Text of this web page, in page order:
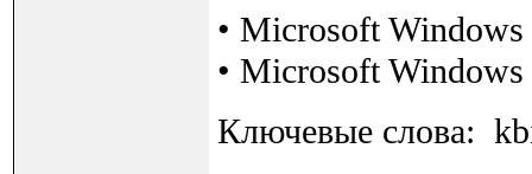
• Microsoft
• Microsoft
Ключевые слова: